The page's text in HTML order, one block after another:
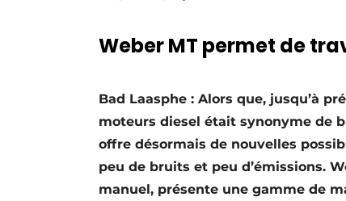
Video’s
Weber MT permet de
Bad Laasphe : Alors que, jusqu’à
moteurs diesel était synonyme de
offre désormais de nouvelles
peu de bruits et peu d’émissions.
manuel, présente une gamme de